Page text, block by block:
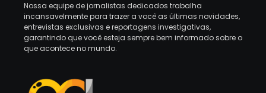
Nossa equipe de jornalistas dedicados trabalha
incansavelmente para trazer a você as últimas novidades,
entrevistas exclusivas e reportagens investigativas,
garantindo que você esteja sempre bem informado sobre o
que acontece no mundo.